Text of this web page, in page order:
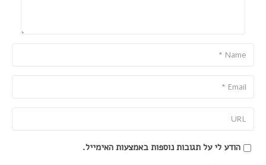
Email
הודע לי על תגובות נוספות באמצעות האימייל.